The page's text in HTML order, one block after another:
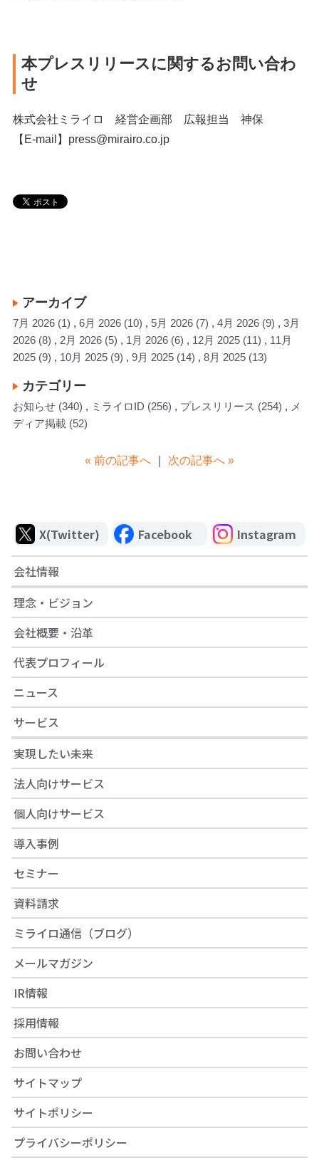
本プレスリリースに関するお問い合わ
せ
株式会社ミライロ 経営企画部 広報担当 神保
【E-mail】press@mirairo.co.jp
アーカイブ
7月 2026 (1) 6月 2026 (10) 5月 2026 (7) 4月 2026 (9)
3月
2026 (8) 2月 2026 (5) 1月 2026 (6) 12月 2025 (11)
11月
2025 (9) 10月 2025 (9) 9月 2025 (14) 8月 2025 (13)
カテゴリー
お知らせ (340) ミライロID (256) プレスリリース (254)
メ
ディア掲載 (52)
« 前の記事へ 次の記事へ »
X(Twitter) Facebook Instagram
会社情報
理念・ビジョン
会社概要・沿革
代表プロフィール
ニュース
サービス
実現したい未来
法人向けサービス
個人向けサービス
導入事例
セミナー
資料請求
ミライロ通信（ブログ）
メールマガジン
IR情報
採用情報
お問い合わせ
サイトマップ
サイトポリシー
プライバシーポリシー